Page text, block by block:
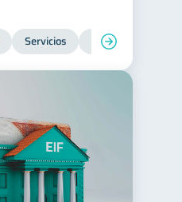
Servicios Inclusión financiera